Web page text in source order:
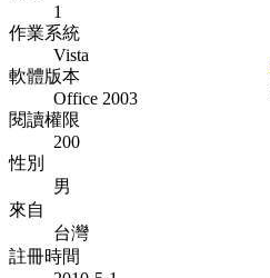
1
作業系統
Vista
軟體版本
Office 2003
閱讀權限
200
性別
男
來自
台灣
註冊時間